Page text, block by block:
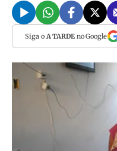
Siga o A TARDEno Google